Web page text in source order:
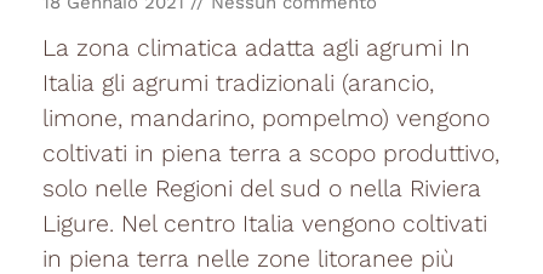
La zona climatica adatta agli agrumi In
Italia gli agrumi tradizionali (arancio,
limone, mandarino, pompelmo) vengono
coltivati in piena terra a scopo produttivo,
solo nelle Regioni del sud o nella Riviera
Ligure. Nel centro Italia vengono coltivati
in piena terra nelle zone litoranee più